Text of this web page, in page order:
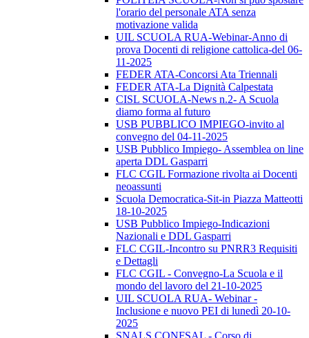
l'orario del personale ATA senza
motivazione valida
UIL SCUOLA RUA-Webinar-Anno di
prova Docenti di religione cattolica-del 06-
11-2025
FEDER ATA-Concorsi Ata Triennali
FEDER ATA-La Dignità Calpestata
CISL SCUOLA-News n.2- A Scuola
diamo forma al futuro
USB PUBBLICO IMPIEGO-invito al
convegno del 04-11-2025
USB Pubblico Impiego- Assemblea on line
aperta DDL Gasparri
FLC CGIL Formazione rivolta ai Docenti
neoassunti
Scuola Democratica-Sit-in Piazza Matteotti
18-10-2025
USB Pubblico Impiego-Indicazioni
Nazionali e DDL Gasparri
FLC CGIL-Incontro su PNRR3 Requisiti
e Dettagli
FLC CGIL - Convegno-La Scuola e il
mondo del lavoro del 21-10-2025
UIL SCUOLA RUA- Webinar -
Inclusione e nuovo PEI di lunedì 20-10-
2025